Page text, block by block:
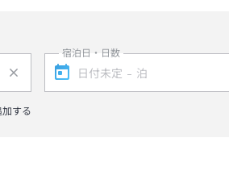
する
宿泊日・日数